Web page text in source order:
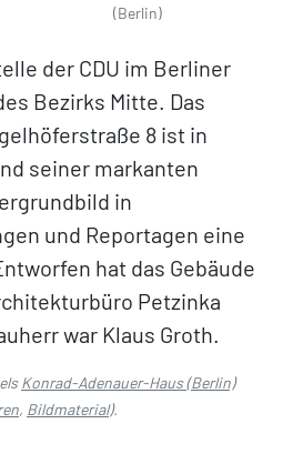
(Berlin)
der CDU im Berliner
Bezirks Mitte. Das
8 ist in
seiner markanten
in
und Reportagen eine
hat das Gebäude
Petzinka
war Klaus Groth.
Konrad-Adenauer-Haus (Berlin)
, Bildmaterial).